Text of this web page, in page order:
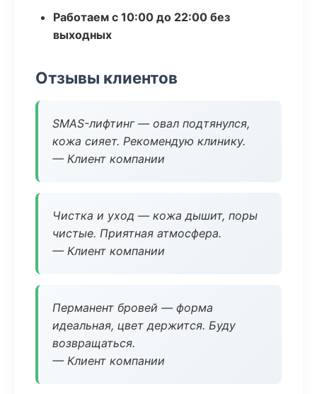
Работаем с 10:00 до 22:00 без
выходных
Отзывы клиентов
SMAS-лифтинг — овал подтянулся,
кожа сияет. Рекомендую клинику.
— Клиент компании
Чистка и уход — кожа дышит, поры
чистые. Приятная атмосфера.
— Клиент компании
Перманент бровей — форма
идеальная, цвет держится. Буду
возвращаться.
— Клиент компании